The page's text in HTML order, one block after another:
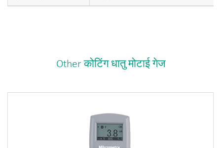
Other कोटिंग धातु मोटाई गेज